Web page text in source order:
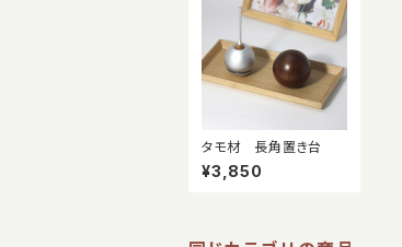
タモ材 長角置き台
¥3,850